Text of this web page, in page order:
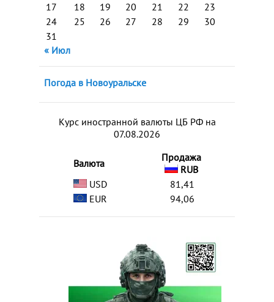
17
18 19 20 21 22
23
24
25 26 27 28 29
30
31
« Июл
Погода в Новоуральске
Курс иностранной валюты ЦБ РФ на
07.08.2026
Валюта
Продажа
RUB
USD
81,41
EUR
94,06